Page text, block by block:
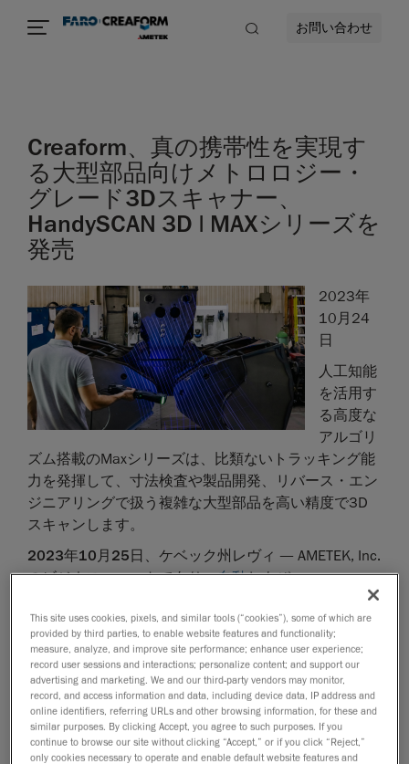
お問い合わせ
Creaform、真の携帯性を実現す
る大型部品向けメトロロジー・
グレード3Dスキャナー、
HandySCAN 3D | MAXシリーズを
発売
2023年
10月24
日
人工知能
を活用す
る高度な
アルゴリ
ズム搭載のMaxシリーズは、比類ないトラッキング能
力を発揮して、寸法検査や製品開発、リバース・エン
ジニアリングで扱う複雑な大型部品を高い精度で3D
スキャンします。
2023年10月 25 日、ケベック州レヴィ — AMETEK, Inc.
のビジネスユニットであり、自動および
ダーであるCreaform は本日、主要ラインナップである
HandySCAN 3D TMに新しくMAXシリーズが加わったこ
とを発表しました。カナダで設計・製造された工業用
3DスキャナーのMAXシリーズは、およそ1m x 1mの広
範囲を3Dスキャンでき、大きく複雑な表面も正確に
三次元測定できるよう設計されています。最速スキャ
ン時間または最大解像度のいずれかを選択できる複数
This site uses cookies, pixels, and similar tools (“cookies”), some of which are
provided by third parties, to enable website features and functionality;
measure, analyze, and improve site performance; enhance user experience;
record user sessions and interactions; personalize content; and support our
advertising and marketing. We and our third-party vendors may monitor,
record, and access information and data, including device data, IP address and
online identifiers, referring URLs and other browsing information, for these and
similar purposes. By clicking Accept, you agree to such purposes. If you
continue to browse our site without clicking “Accept,” or if you click “Reject,”
only cookies necessary to operate and enable default website features and